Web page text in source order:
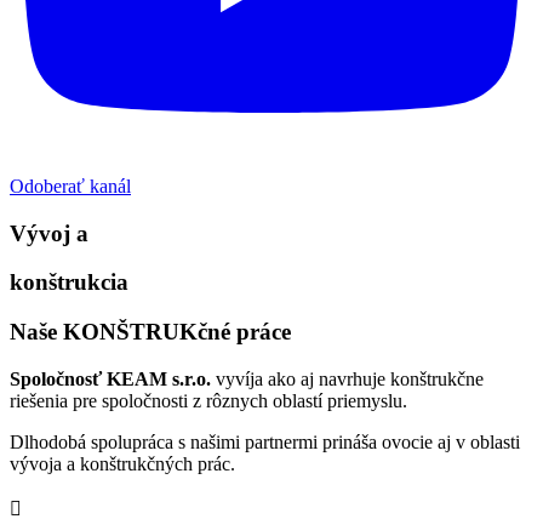
Odoberať kanál
Vývoj a
konštrukcia
Naše KONŠTRUKčné práce
Spoločnosť KEAM s.r.o. vyvíja ako aj navrhuje konštrukčne
riešenia pre spoločnosti z rôznych oblastí priemyslu.
Dlhodobá spolupráca s našimi partnermi prináša ovocie aj v oblasti
vývoja a konštrukčných prác.